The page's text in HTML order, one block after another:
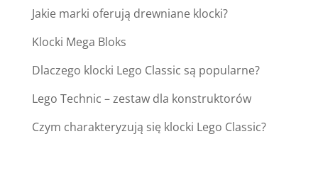
Jakie marki oferują drewniane klocki?
Klocki Mega Bloks
Dlaczego klocki Lego Classic są popularne?
Lego Technic – zestaw dla konstruktorów
Czym charakteryzują się klocki Lego Classic?